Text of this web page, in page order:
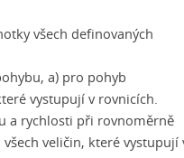
všech definovaných
a) pro pohyb
vystupují v rovnicích.
a rychlosti při rovnoměrně
veličin, které vystupují